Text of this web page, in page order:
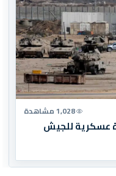
1,028 مشاهدة
عسكرية للجيش